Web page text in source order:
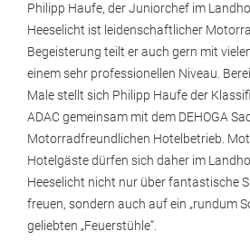
Philipp Haufe, der Juniorchef im
Heeselicht ist leidenschaftlicher
Begeisterung teilt er auch gern mit
einem sehr professionellen Niveau.
Male stellt sich Philipp Haufe der
ADAC gemeinsam mit dem DEHOGA
Motorradfreundlichen Hotelbetrieb.
Hotelgäste dürfen sich daher im
Heeselicht nicht nur über fantastische
freuen, sondern auch auf ein „rundum
geliebten „Feuerstühle“.